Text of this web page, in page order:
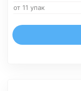
от 11 упак